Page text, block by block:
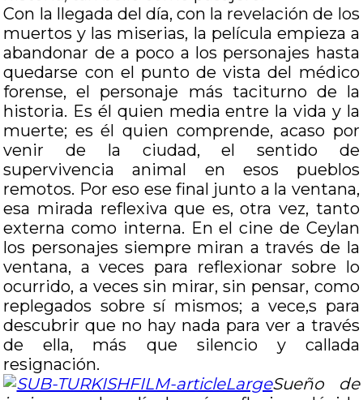
Con la llegada del día, con la revelación de los
muertos y las miserias, la película empieza a
abandonar de a poco a los personajes hasta
quedarse con el punto de vista del médico
forense, el personaje más taciturno de la
historia. Es él quien media entre la vida y la
muerte; es él quien comprende, acaso por
venir de la ciudad, el sentido de
supervivencia animal en esos pueblos
remotos. Por eso ese final junto a la ventana,
esa mirada reflexiva que es, otra vez, tanto
externa como interna. En el cine de Ceylan
los personajes siempre miran a través de la
ventana, a veces para reflexionar sobre lo
ocurrido, a veces sin mirar, sin pensar, como
replegados sobre sí mismos; a vece,s para
descubrir que no hay nada para ver a través
de ella, más que silencio y callada
resignación.
Sueño de